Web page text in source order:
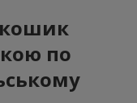
кошик
по